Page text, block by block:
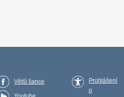
Větší šance
Prohlášení
o